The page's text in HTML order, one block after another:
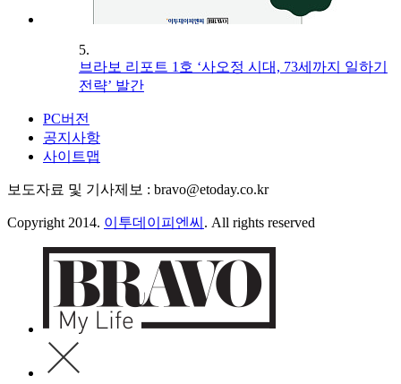
5.
브라보 리포트 1호 ‘사오정 시대, 73세까지 일하기
전략’ 발간
PC버전
공지사항
사이트맵
보도자료 및 기사제보 : bravo@etoday.co.kr
Copyright 2014. 이투데이피엔씨 . All rights reserved